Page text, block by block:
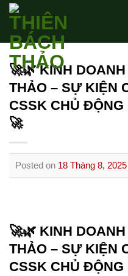
Skip
content
🚀🌿 KINH
THẢO – SỰ KIỆN
CSSK CHỦ ĐỘNG
🚀
Posted on 18 Tháng 8, 2025
🚀🌿 KINH
THẢO – SỰ KIỆN
CSSK CHỦ ĐỘNG